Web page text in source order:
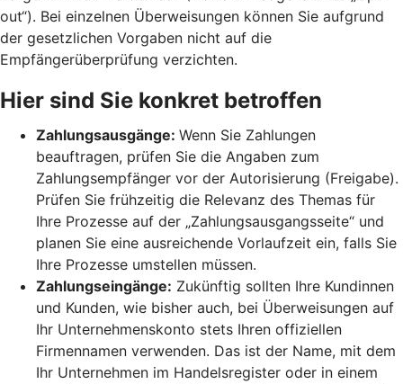
out“). Bei einzelnen Überweisungen können Sie aufgrund
der gesetzlichen Vorgaben nicht auf die
Empfängerüberprüfung verzichten.
Hier sind Sie konkret betroffen
Zahlungsausgänge: Wenn Sie Zahlungen
beauftragen, prüfen Sie die Angaben zum
Zahlungsempfänger vor der Autorisierung (Freigabe).
Prüfen Sie frühzeitig die Relevanz des Themas für
Ihre Prozesse auf der „Zahlungsausgangsseite“ und
planen Sie eine ausreichende Vorlaufzeit ein, falls Sie
Ihre Prozesse umstellen müssen.
Zahlungseingänge: Zukünftig sollten Ihre Kundinnen
und Kunden, wie bisher auch, bei Überweisungen auf
Ihr Unternehmenskonto stets Ihren offiziellen
Firmennamen verwenden. Das ist der Name, mit dem
Ihr Unternehmen im Handelsregister oder in einem